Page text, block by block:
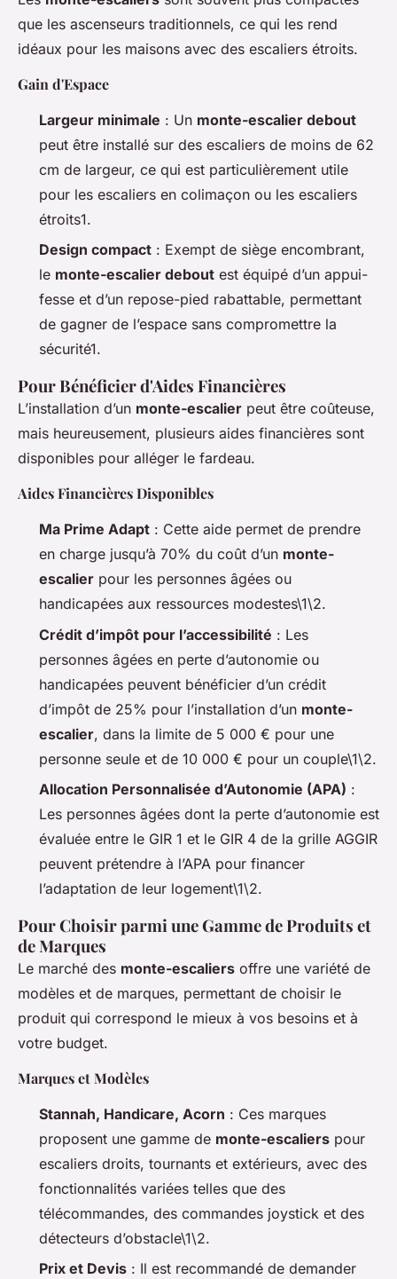
que les ascenseurs traditionnels, ce qui les rend
idéaux pour les maisons avec des escaliers étroits.
Gain d'Espace
Largeur minimale : Un monte-escalier debout
peut être installé sur des escaliers de moins de 62
cm de largeur, ce qui est particulièrement utile
pour les escaliers en colimaçon ou les escaliers
étroits1.
Design compact : Exempt de siège encombrant,
le monte-escalier debout est équipé d’un appui-
fesse et d’un repose-pied rabattable, permettant
de gagner de l’espace sans compromettre la
sécurité1.
Pour Bénéficier d'Aides Financières
L’installation d’un monte-escalier peut être coûteuse,
mais heureusement, plusieurs aides financières sont
disponibles pour alléger le fardeau.
Aides Financières Disponibles
Ma Prime Adapt : Cette aide permet de prendre
en charge jusqu’à 70% du coût d’un monte-
escalier pour les personnes âgées ou
handicapées aux ressources modestes\1\2.
Crédit d’impôt pour l’accessibilité : Les
personnes âgées en perte d’autonomie ou
handicapées peuvent bénéficier d’un crédit
d’impôt de 25% pour l’installation d’un monte-
escalier, dans la limite de 5 000 € pour une
personne seule et de 10 000 € pour un couple\1\2.
Allocation Personnalisée d’Autonomie (APA) :
Les personnes âgées dont la perte d’autonomie est
évaluée entre le GIR 1 et le GIR 4 de la grille AGGIR
peuvent prétendre à l’APA pour financer
l’adaptation de leur logement\1\2.
Pour Choisir parmi une Gamme de Produits et
de Marques
Le marché des monte-escaliers offre une variété de
modèles et de marques, permettant de choisir le
produit qui correspond le mieux à vos besoins et à
votre budget.
Marques et Modèles
Stannah, Handicare, Acorn : Ces marques
proposent une gamme de monte-escaliers pour
escaliers droits, tournants et extérieurs, avec des
fonctionnalités variées telles que des
télécommandes, des commandes joystick et des
détecteurs d’obstacle\1\2.
Prix et Devis : Il est recommandé de demander